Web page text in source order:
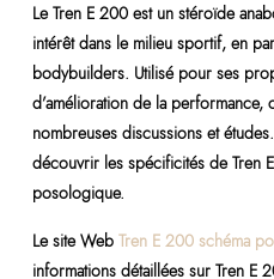
Le Tren E 200 est un stéroïde
intérêt dans le milieu sportif, en
bodybuilders. Utilisé pour ses
d’amélioration de la
nombreuses discussions et
découvrir les spécificités de Tren
posologique.
Le site Web Tren E 200 schéma
informations détaillées sur Tren E